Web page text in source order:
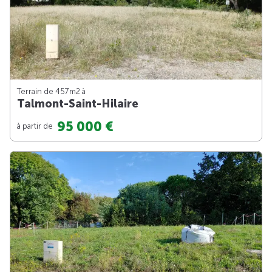
Terrain de 457m2 à
Talmont-Saint-Hilaire
à partir de 95 000 €